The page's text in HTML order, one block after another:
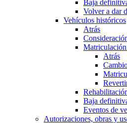
Baja
Volver a dar
Vehículos históricos
Atrás
Atrás
Baja
Eventos de
Autorizaciones, obras y